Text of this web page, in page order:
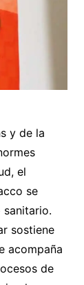
y de la
el
se
sostiene
acompaña
de